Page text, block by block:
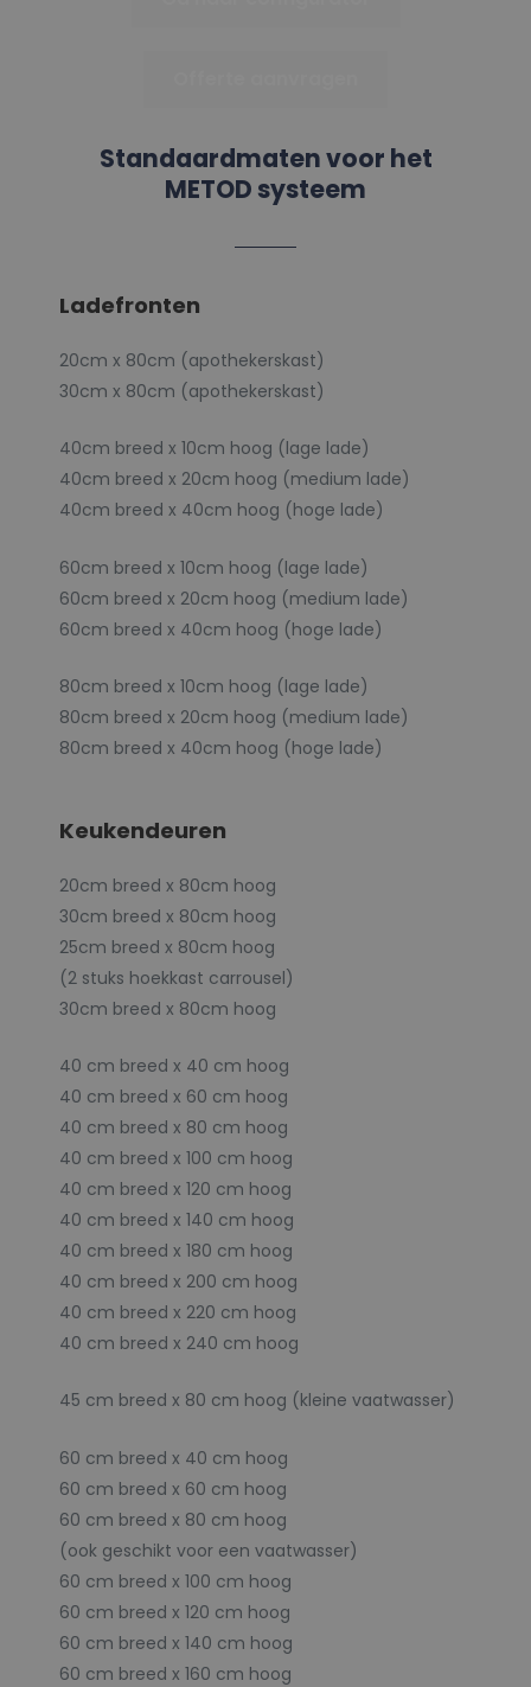
Standaardmaten voor het
METOD systeem
Ladefronten
20cm x 80cm (apothekerskast)
30cm x 80cm (apothekerskast)
40cm breed x 10cm hoog (lage lade)
40cm breed x 20cm hoog (medium lade)
40cm breed x 40cm hoog (hoge lade)
60cm breed x 10cm hoog (lage lade)
60cm breed x 20cm hoog (medium lade)
60cm breed x 40cm hoog (hoge lade)
80cm breed x 10cm hoog (lage lade)
80cm breed x 20cm hoog (medium lade)
80cm breed x 40cm hoog (hoge lade)
Keukendeuren
20cm breed x 80cm hoog
30cm breed x 80cm hoog
25cm breed x 80cm hoog
(2 stuks hoekkast carrousel)
30cm breed x 80cm hoog
40 cm breed x 40 cm hoog
40 cm breed x 60 cm hoog
40 cm breed x 80 cm hoog
40 cm breed x 100 cm hoog
40 cm breed x 120 cm hoog
40 cm breed x 140 cm hoog
40 cm breed x 180 cm hoog
40 cm breed x 200 cm hoog
40 cm breed x 220 cm hoog
40 cm breed x 240 cm hoog
45 cm breed x 80 cm hoog (kleine vaatwasser)
60 cm breed x 40 cm hoog
60 cm breed x 60 cm hoog
60 cm breed x 80 cm hoog
(ook geschikt voor een vaatwasser)
60 cm breed x 100 cm hoog
60 cm breed x 120 cm hoog
60 cm breed x 140 cm hoog
60 cm breed x 160 cm hoog